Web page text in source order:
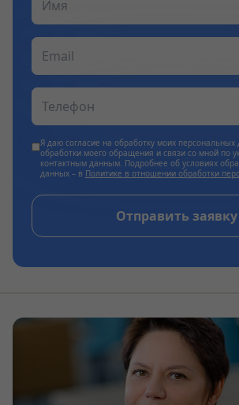
Я даю согласие на обработку моих персональных
обработки моего обращения и связи со мной по
контактным данным. Подробнее об условиях
данных – в Политике в отношении обработки
Отправить заявку